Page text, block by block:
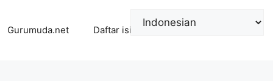
Gurumuda.net Daftar isi